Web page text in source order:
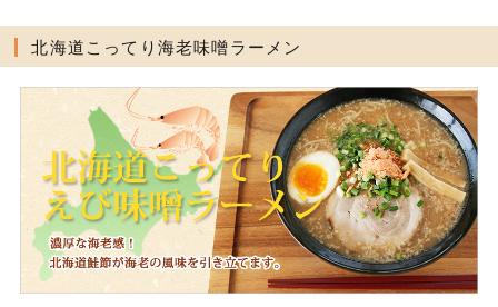
北海道こってり海老味噌ラーメン